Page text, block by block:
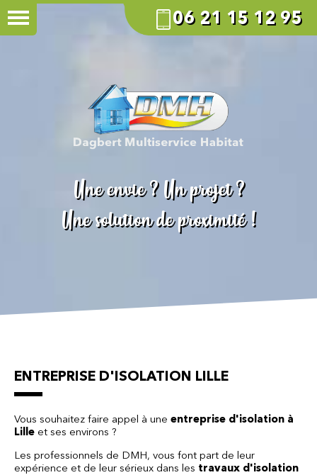
06 21 15 12 95
Une envie ? Un projet ?
Une solution de proximité !
ENTREPRISE D'ISOLATION LILLE
Vous souhaitez faire appel à une entreprise d'isolation à
Lille et ses environs ?
Les professionnels de DMH, vous font part de leur
expérience et de leur sérieux dans les travaux d'isolation